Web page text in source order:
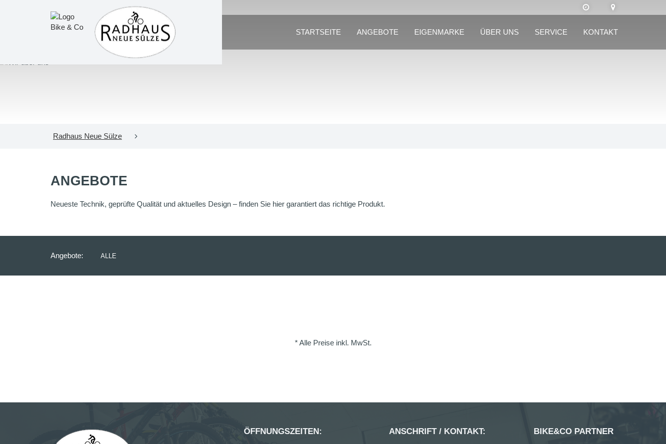
STARTSEITE ANGEBOTE EIGENMARKE ÜBER UNS SERVICE KONTAKT
Radhaus Neue Sülze
ANGEBOTE
Neueste Technik, geprüfte Qualität und aktuelles Design – finden Sie hier garantiert das richtige Produkt.
Angebote: ALLE
* Alle Preise inkl. MwSt.
ÖFFNUNGSZEITEN: ANSCHRIFT / KONTAKT: BIKE&CO PARTNER